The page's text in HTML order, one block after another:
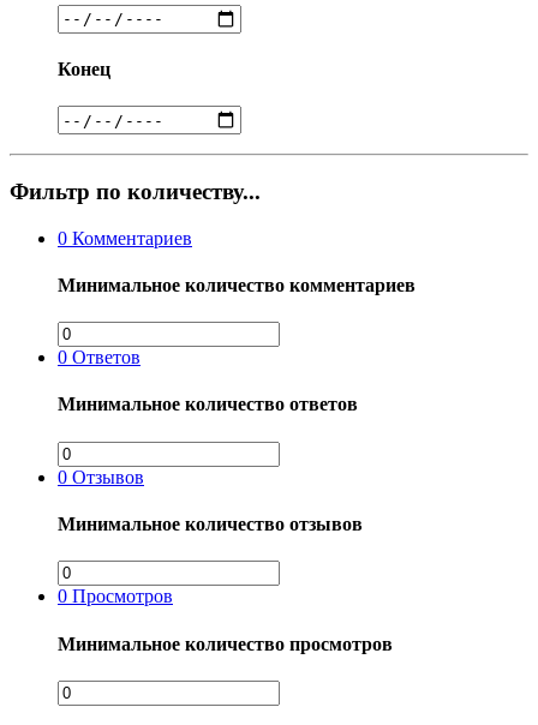
Конец
Фильтр по количеству...
0 Комментариев
Минимальное количество комментариев
0 Ответов
Минимальное количество ответов
0 Отзывов
Минимальное количество отзывов
0 Просмотров
Минимальное количество просмотров